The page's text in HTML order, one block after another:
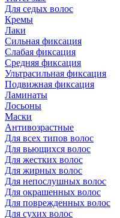
Для седых волос
Кремы
Лаки
Сильная фиксация
Слабая фиксация
Средняя фиксация
Ультрасильная фиксация
Подвижная фиксация
Ламинаты
Лосьоны
Маски
Антивозрастные
Для всех типов волос
Для вьющихся волос
Для жестких волос
Для жирных волос
Для непослушных волос
Для окрашенных волос
Для поврежденных волос
Для сухих волос